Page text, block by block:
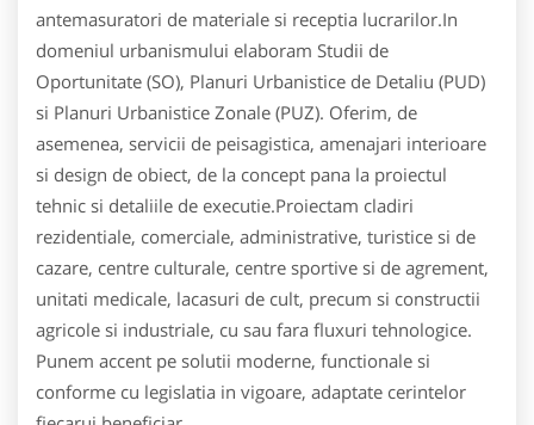
antemasuratori de materiale si receptia lucrarilor.In
domeniul urbanismului elaboram Studii de
Oportunitate (SO), Planuri Urbanistice de Detaliu (PUD)
si Planuri Urbanistice Zonale (PUZ). Oferim, de
asemenea, servicii de peisagistica, amenajari interioare
si design de obiect, de la concept pana la proiectul
tehnic si detaliile de executie.Proiectam cladiri
rezidentiale, comerciale, administrative, turistice si de
cazare, centre culturale, centre sportive si de agrement,
unitati medicale, lacasuri de cult, precum si constructii
agricole si industriale, cu sau fara fluxuri tehnologice.
Punem accent pe solutii moderne, functionale si
conforme cu legislatia in vigoare, adaptate cerintelor